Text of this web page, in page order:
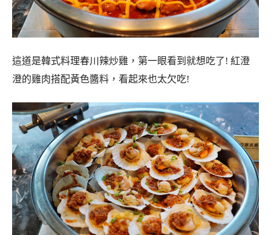
這道是韓式料理春川辣炒雞，第一眼看到就想吃了! 紅澄
澄的雞肉搭配黃色醬料，看起來也太欠吃!